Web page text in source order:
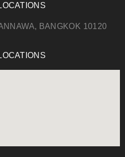
BANGKOK 10120